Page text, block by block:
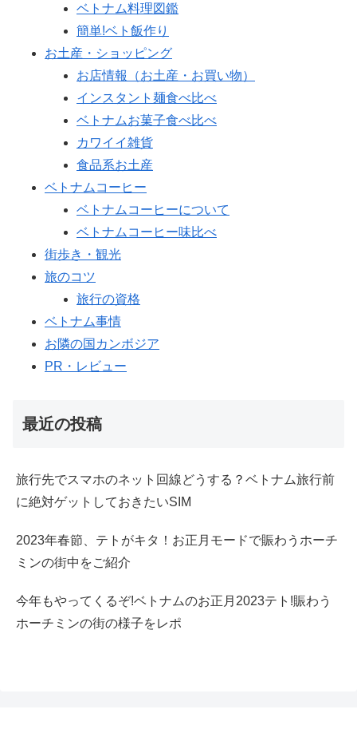
ベトナム料理図鑑
簡単!ベト飯作り
お土産・ショッピング
お店情報（お土産・お買い物）
インスタント麺食べ比べ
ベトナムお菓子食べ比べ
カワイイ雑貨
食品系お土産
ベトナムコーヒー
ベトナムコーヒーについて
ベトナムコーヒー味比べ
街歩き・観光
旅のコツ
旅行の資格
ベトナム事情
お隣の国カンボジア
PR・レビュー
最近の投稿
旅行先でスマホのネット回線どうする？ベトナム旅行前
に絶対ゲットしておきたいSIM
2023年春節、テトがキタ！お正月モードで賑わうホーチ
ミンの街中をご紹介
今年もやってくるぞ!ベトナムのお正月2023テト!賑わう
ホーチミンの街の様子をレポ